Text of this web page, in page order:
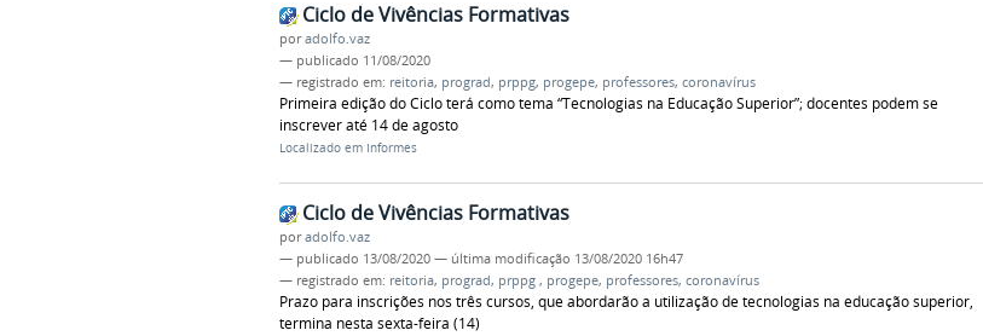
Ciclo de Vivências Formativas
poradolfo.vaz
— publicado 11/08/2020
— registrado em: reitoria, prograd, prppg, progepe, professores, coronavírus
Primeira edição do Ciclo terá como tema “Tecnologias na Educação Superior”; docentes podem se
inscrever até 14 de agosto
Localizado em Informes
Ciclo de Vivências Formativas
poradolfo.vaz
— publicado 13/08/2020 — última modificação 13/08/2020 16h47
— registrado em: reitoria, prograd, prppg , progepe, professores, coronavírus
Prazo para inscrições nos três cursos, que abordarão a utilização de tecnologias na educação superior,
termina nesta sexta-feira (14)